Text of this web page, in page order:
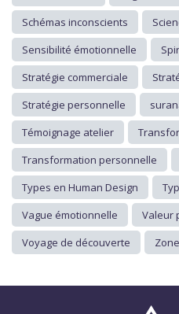
Schémas inconscients
Sensibilité émotionnelle
Stratégie commerciale
Stratégie personnelle
Témoignage atelier
Transformation personnelle
Types en Human Design
Vague émotionnelle
Valeur
Voyage de découverte